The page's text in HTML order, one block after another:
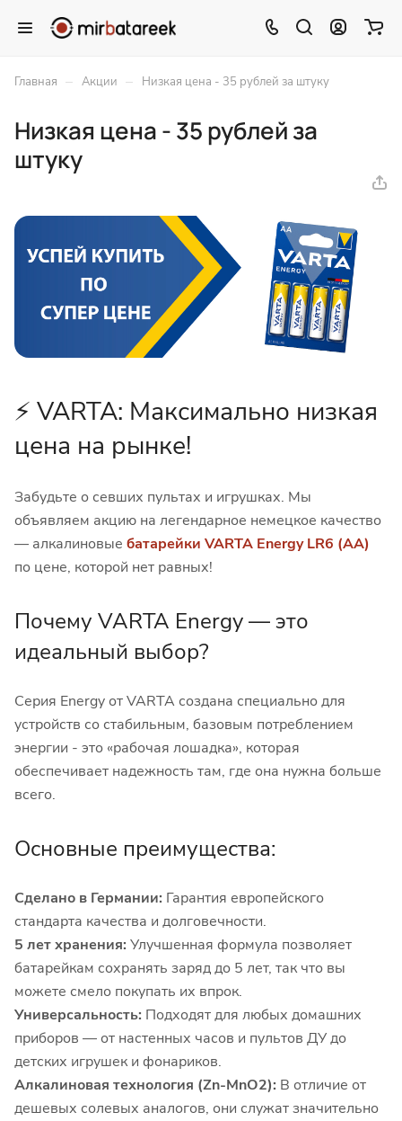
Главная – Акции – Низкая цена - 35 рублей за штуку
Низкая цена - 35 рублей за
штуку
⚡️ VARTA: Максимально низкая
цена на рынке!
Забудьте о севших пультах и игрушках. Мы
объявляем акцию на легендарное немецкое качество
— алкалиновые батарейки VARTA Energy LR6 (AA)
по цене, которой нет равных!
Почему VARTA Energy — это
идеальный выбор?
Серия Energy от VARTA создана специально для
устройств со стабильным, базовым потреблением
энергии - это «рабочая лошадка», которая
обеспечивает надежность там, где она нужна больше
всего.
Основные преимущества:
Сделано в Германии: Гарантия европейского
стандарта качества и долговечности.
5 лет хранения: Улучшенная формула позволяет
батарейкам сохранять заряд до 5 лет, так что вы
можете смело покупать их впрок.
Универсальность: Подходят для любых домашних
приборов — от настенных часов и пультов ДУ до
детских игрушек и фонариков.
Алкалиновая технология (Zn-MnO2): В отличие от
дешевых солевых аналогов, они служат значительно